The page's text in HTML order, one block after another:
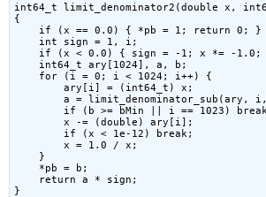
int64_t limit_denominator2(double x,
{
    if (x == 0.0) { *pb = 1; return 0; }
    int sign = 1, i;
if (x < 0.0) { sign = -1; x *= -1.0;
    int64_t ary[1024], a, b;
    for (i = 0; i < 1024; i++) {
        ary[i] = (int64_t) x;
a = limit_denominator_sub(ary,
if (b >= bMin || i == 1023)
        x -= (double) ary[i];
        if (x < 1e-12) break;
        x = 1.0 / x;
    }
    *pb = b;
    return a * sign;
}